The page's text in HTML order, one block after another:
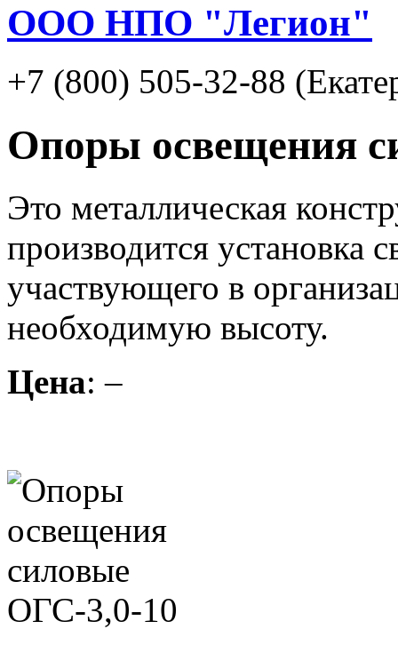
ООО НПО "Легион"
+7 (800) 505-32-88
Опоры освещения
Это металлическая
производится установка
участвующего в
необходимую высоту.
Цена: –